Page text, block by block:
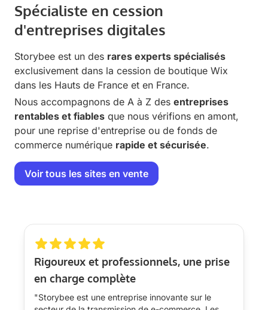
Spécialiste en cession
d'entreprises digitales
Storybee est un des rares experts spécialisés
exclusivement dans la cession de boutique Wix
dans les Hauts de France et en France.
Nous accompagnons de A à Z des entreprises
rentables et fiables que nous vérifions en amont,
pour une reprise d'entreprise ou de fonds de
commerce numérique rapide et sécurisée.
Voir tous les sites en vente
Rigoureux et professionnels, une prise
en charge complète
"Storybee est une entreprise innovante sur le